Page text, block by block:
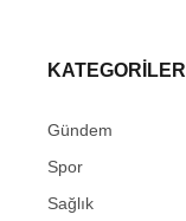
KATEGORİLER
Gündem
Spor
Sağlık